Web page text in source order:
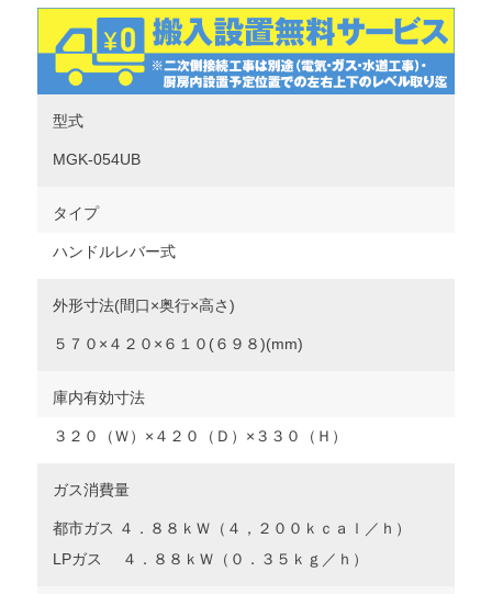
型式
MGK-054UB
タイプ
ハンドルレバー式
外形寸法(間口×奥行×高さ)
５７０×４２０×６１０(６９８)(mm)
庫内有効寸法
３２０（Ｗ）×４２０（Ｄ）×３３０（Ｈ）
ガス消費量
都市ガス ４．８８ｋＷ（４，２００ｋｃａｌ／ｈ）
LPガス ４．８８ｋＷ（０．３５ｋｇ／ｈ）